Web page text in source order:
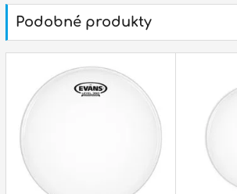
státní svátky :ZAVŘENO
Podobné produkty